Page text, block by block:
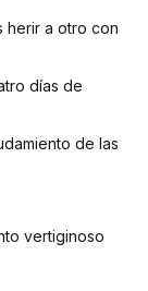
herir a otro con
días de
de las
vertiginoso